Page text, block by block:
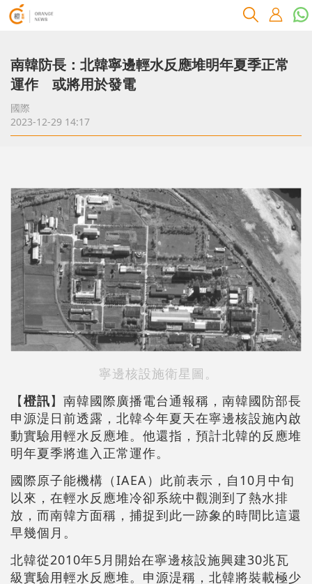
南韓防長：北韓寧邊輕水反應堆明年夏季正常
運作 或將用於發電
國際
2023-12-29 14:17
寧邊核設施衛星圖。
【橙訊】南韓國際廣播電台通報稱，南韓國防部長
申源湜日前透露，北韓今年夏天在寧邊核設施內啟
動實驗用輕水反應堆。他還指，預計北韓的反應堆
明年夏季將進入正常運作。
國際原子能機構（IAEA）此前表示，自10月中旬
以來，在輕水反應堆冷卻系統中觀測到了熱水排
放，而南韓方面稱，捕捉到此一跡象的時間比這還
早幾個月。
北韓從2010年5月開始在寧邊核設施興建30兆瓦
級實驗用輕水反應堆。申源湜稱，北韓將裝載極少